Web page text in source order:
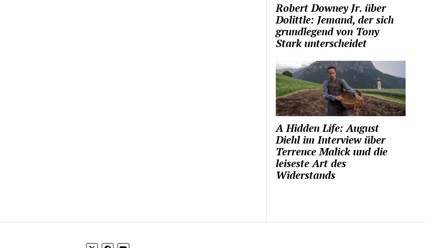
Robert Downey Jr. über
Dolittle: Jemand, der sich
grundlegend von Tony
Stark unterscheidet
A Hidden Life: August
Diehl im Interview über
Terrence Malick und die
leiseste Art des
Widerstands